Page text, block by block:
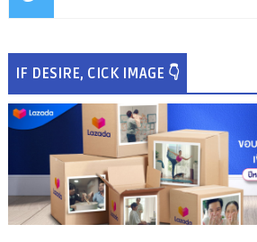
IF DESIRE, CICK IMAGE 👇